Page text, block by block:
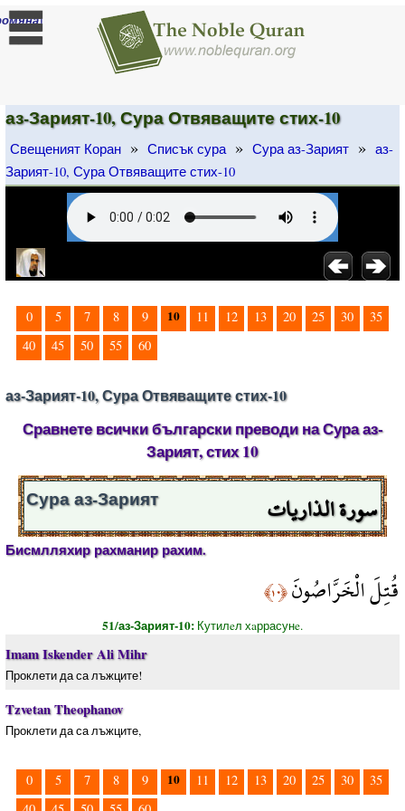
]
аз-Зарият-10, Сура Отвяващите стих-10
Свещеният Коран » Списък сура » Сура аз-Зарият » аз-
Зарият-10, Сура Отвяващите стих-10
0 5 7 8 9 10 11 12 13 20 25 30
35
40
45 50 55 60
аз-Зарият-10, Сура Отвяващите стих-10
Сравнете всички български преводи на Сура аз-
Зарият, стих 10
سورة الذاريات Сура аз-Зарият
Бисмлляхир рахманир рахим.
قُتِلَ الْخَرَّاصُونَ﴿١٠﴾
51/аз-Зарият-10: Кутилeл хaррасунe.
Imam Iskender Ali Mihr
Проклети да са лъжците!
Tzvetan Theophanov
Проклети да са лъжците,
0 5 7 8 9 10 11 12 13 20 25 30
35